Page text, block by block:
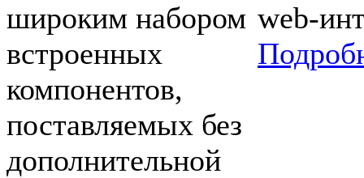
широким набором
встроенных
компонентов,
поставляемых без
дополнительной
web-